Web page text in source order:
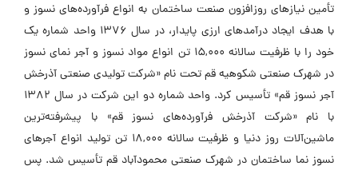
تأمین نیازهای روزافزون صنعت ساختمان به انواع فرآورده‌های نسوز و
با هدف ایجاد درآمدهای ارزی پایدار، در سال 1376 واحد شماره یک
خود را با ظرفیت سالانه 15,000 تن انواع مواد نسوز و آجر نمای نسوز
در شهرک صنعتی شکوهیه قم تحت نام «شرکت تولیدی صنعتی آذرخش
آجر نسوز قم» تأسیس کرد. واحد شماره دو این شرکت در سال 1382
با نام «شرکت آذرخش فرآورده‌های نسوز قم» با پیشرفته‌ترین
ماشین‌آلات روز دنیا و ظرفیت سالانه 18,000 تن تولید انواع آجرهای
نسوز نما ساختمان در شهرک صنعتی محمودآباد قم تأسیس شد. پس